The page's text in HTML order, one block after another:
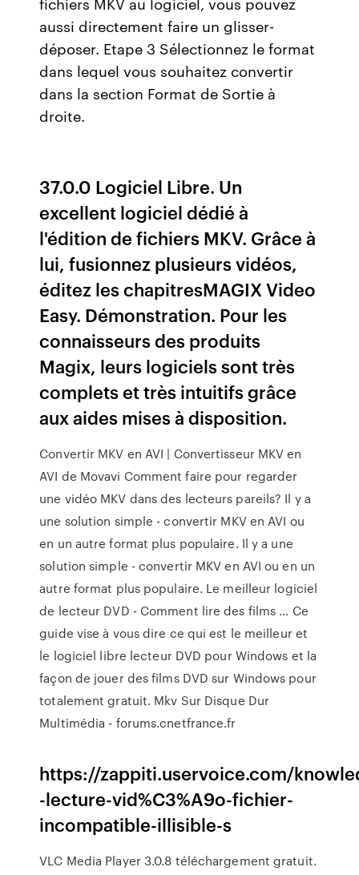
aussi directement faire un glisser-
déposer. Etape 3 Sélectionnez le format
dans lequel vous souhaitez convertir
dans la section Format de Sortie à
droite.
37.0.0 Logiciel Libre. Un
excellent logiciel dédié à
l'édition de fichiers MKV. Grâce à
lui, fusionnez plusieurs vidéos,
éditez les chapitresMAGIX Video
Easy. Démonstration. Pour les
connaisseurs des produits
Magix, leurs logiciels sont très
complets et très intuitifs grâce
aux aides mises à disposition.
Convertir MKV en AVI | Convertisseur MKV en
AVI de Movavi Comment faire pour regarder
une vidéo MKV dans des lecteurs pareils? Il y a
une solution simple - convertir MKV en AVI ou
en un autre format plus populaire. Il y a une
solution simple - convertir MKV en AVI ou en un
autre format plus populaire. Le meilleur logiciel
de lecteur DVD - Comment lire des films ... Ce
guide vise à vous dire ce qui est le meilleur et
le logiciel libre lecteur DVD pour Windows et la
façon de jouer des films DVD sur Windows pour
totalement gratuit. Mkv Sur Disque Dur
Multimédia - forums.cnetfrance.fr
https://zappiti.uservoice.com/
-lecture-vid%C3%A9o-fichier-
incompatible-illisible-s
VLC Media Player 3.0.8 téléchargement gratuit.